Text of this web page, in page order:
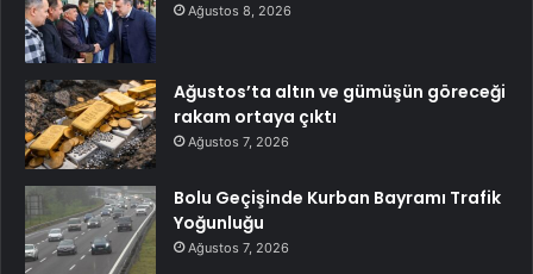
Ağustos 8, 2026
Ağustos’ta altın ve gümüşün göreceği
rakam ortaya çıktı
Ağustos 7, 2026
Bolu Geçişinde Kurban Bayramı Trafik
Yoğunluğu
Ağustos 7, 2026